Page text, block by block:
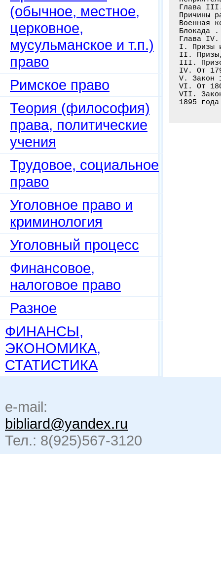
(обычное, местное,
церковное,
мусульманское и т.п.)
право
Римское право
Теория (философия)
права, политические
учения
Трудовое, социальное
право
Уголовное право и
криминология
Уголовный процесс
Финансовое,
налоговое право
Разное
ФИНАНСЫ,
ЭКОНОМИКА,
СТАТИСТИКА
Глава
Причины
Глава
I. Призы
II.
III.
IV. От
V.
VI. От
VII.
e-mail:
bibliard@yandex.ru
Тел.: 8(925)567-3120